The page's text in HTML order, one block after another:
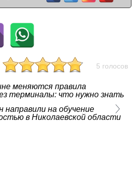
5 голосов
меняются правила
терминалы: что нужно знать
направили на обучение
в Николаевской области